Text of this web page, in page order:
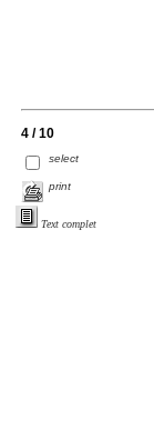
4 / 10
select
print
Text complet